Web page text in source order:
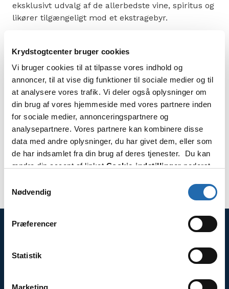
Krydstogtcenter bruger cookies
Vi bruger cookies til at tilpasse vores indhold og
annoncer, til at vise dig funktioner til sociale medier og til
at analysere vores trafik. Vi deler også oplysninger om
din brug af vores hjemmeside med vores partnere inden
for sociale medier, annonceringspartnere og
analysepartnere. Vores partnere kan kombinere disse
data med andre oplysninger, du har givet dem, eller som
de har indsamlet fra din brug af deres tjenester. Du kan
ændre din accept af linket Cookie-indstillinger nederst
Nødvendig
Præferencer
Statistik
Marketing
eksklusivt udvalg af de allerbedste vine, spiritus og
likører tilgængeligt mod et ekstragebyr.
sejler i. Sommelieren vil søge efter vine af bedste
kvalitet og skabe en inspirerende menu. Et
eksklusivt mixology-program er blevet udviklet,
inklusive signatur-cocktailen ‘Havets Sindstilstand’
lavet med gin fremstillet af tangalger. Der
arrangeres eksklusive vinsmagninger ombord,
samt whisky- og spiritussmagninger, cocktail-
masterclasses og ‘Mød Vinbonden’-arrangementer.
Med erfarne eksperter, der har kunstneriske flair
og raffinement lover Explora Journeys, at du får en
Kontakt